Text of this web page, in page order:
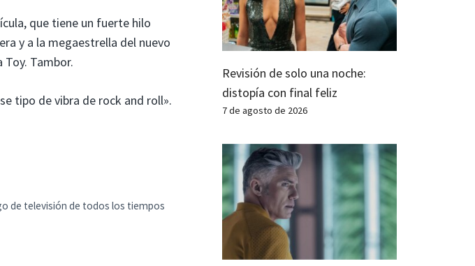
que tiene un fuerte hilo
y a la megaestrella del nuevo
Tambor.
tipo de vibra de rock and roll».
de televisión de todos los tiempos
Revisión de solo una noche:
distopía con final feliz
7 de agosto de 2026